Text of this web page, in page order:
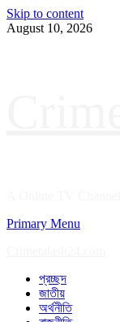
Skip to content
August 10, 2026
Primary Menu
প্রচ্ছদ
জাতীয়
অর্থনীতি